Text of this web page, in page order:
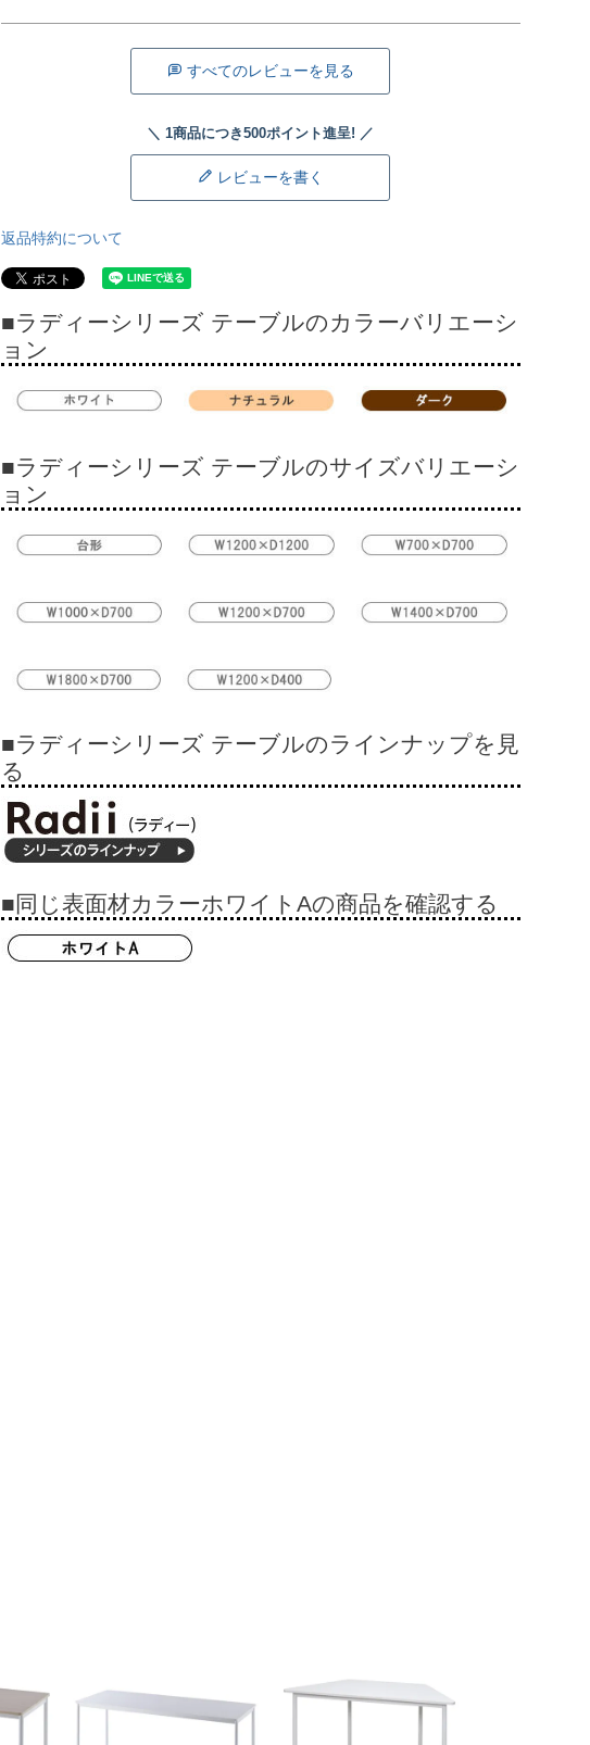
すべてのレビューを見る
レビューを書く
返品特約について
■ラディーシリーズ テーブルのカラーバリエーシ
ョン
■ラディーシリーズ テーブルのサイズバリエーシ
ョン
■ラディーシリーズ テーブルのラインナップを見
る
■同じ表面材カラーホワイトAの商品を確認する